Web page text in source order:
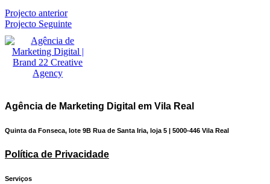
Projecto anterior
Projecto Seguinte
Agência de Marketing Digital em Vila Real
Quinta da Fonseca, lote 9B Rua de Santa Iria, loja 5 | 5000-446 Vila Real
Política de Privacidade
Serviços